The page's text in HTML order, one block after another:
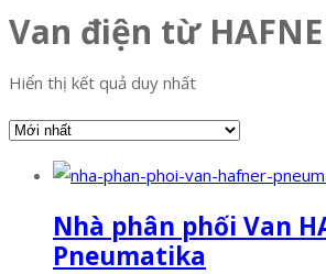
Van điện từ
Hiển thị kết quả duy nhất
Nhà phân phối Van
Pneumatika